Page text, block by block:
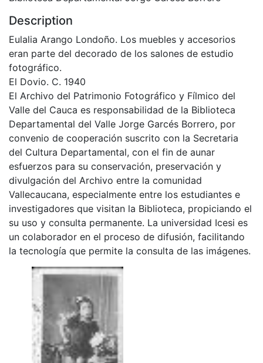
Description
Eulalia Arango Londoño. Los muebles y accesorios
eran parte del decorado de los salones de estudio
fotográfico.
El Dovio. C. 1940
El Archivo del Patrimonio Fotográfico y Fílmico del
Valle del Cauca es responsabilidad de la Biblioteca
Departamental del Valle Jorge Garcés Borrero, por
convenio de cooperación suscrito con la Secretaria
del Cultura Departamental, con el fin de aunar
esfuerzos para su conservación, preservación y
divulgación del Archivo entre la comunidad
Vallecaucana, especialmente entre los estudiantes e
investigadores que visitan la Biblioteca, propiciando el
su uso y consulta permanente. La universidad Icesi es
un colaborador en el proceso de difusión, facilitando
la tecnología que permite la consulta de las imágenes.